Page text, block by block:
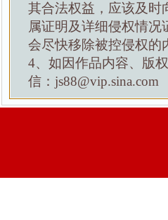
其合法权益，应该及时
属证明及详细侵权情
会尽快移除被控侵权的
4、如因作品内容、版
信：js88@vip.sina.com